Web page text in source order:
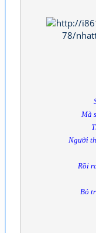
Mà
Người
Rồi
Bỏ